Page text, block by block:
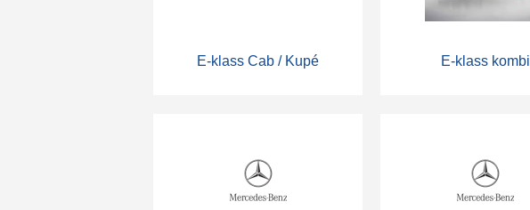
E-klass Cab / Kupé E-klass kombi